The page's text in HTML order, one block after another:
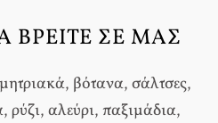
ΒΡΕΙΤΕ ΣΕ ΜΑΣ
βότανα, σάλτσες,
ρύζι, αλεύρι, παξιμάδια,